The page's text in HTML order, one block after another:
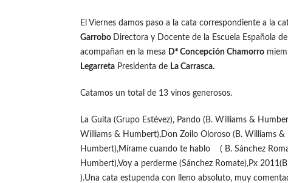
El Viernes damos paso a la cata correspondiente a la
Garrobo Directora y Docente de la Escuela Española
acompañan en la mesa Dª Concepción Chamorro
Legarreta Presidenta de La Carrasca.
Catamos un total de 13 vinos generosos.
La Guita (Grupo Estévez), Pando (B. Williams &
Williams & Humbert),Don Zoilo Oloroso (B. Williams
Humbert),Mírame cuando te hablo ( B. Sánchez
Humbert),Voy a perderme (Sánchez Romate),Px
).Una cata estupenda con lleno absoluto, muy